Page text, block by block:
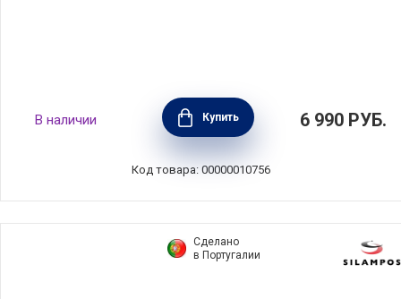
Крышка Evolution 18 см нержавеющая сталь
+ стекло, BEKA, Бельгия, 12329184
В наличии Купить 6 990 РУБ.
Код товара: 00000010756
Сделано
в Португалии